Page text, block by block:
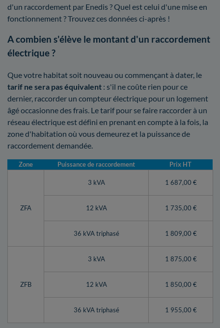
d'un raccordement par Enedis ? Quel est celui d'une mise en
fonctionnement ? Trouvez ces données ci-après !
A combien s'élève le montant d'un raccordement
électrique ?
Que votre habitat soit nouveau ou commençant à dater, le
tarif ne sera pas équivalent : s'il ne coûte rien pour ce
dernier, raccorder un compteur électrique pour un logement
âgé occasionne des frais. Le tarif pour se faire raccorder à un
réseau électrique est défini en prenant en compte à la fois, la
zone d'habitation où vous demeurez et la puissance de
raccordement demandée.
Zone Puissance de raccordement Prix HT
ZFA
3 kVA 1 687,00 €
12 kVA 1 735,00 €
36 kVA triphasé 1 809,00 €
ZFB
3 kVA 1 875,00 €
12 kVA 1 850,00 €
36 kVA triphasé 1 955,00 €